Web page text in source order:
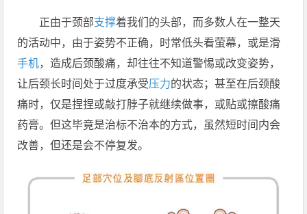
正由于颈部支撑着我们的头部，而多数人在一整天
的活动中，由于姿势不正确，时常低头看萤幕，或是滑
手机，造成后颈酸痛，却往往不知道警惕或改变姿势，
让后颈长时间处于过度承受压力的状态；甚至在后颈酸
痛时，仅是捏捏或敲打脖子就继续做事，或贴或擦酸痛
药膏。但这毕竟是治标不治本的方式，虽然短时间内会
改善，但还是会不停复发。